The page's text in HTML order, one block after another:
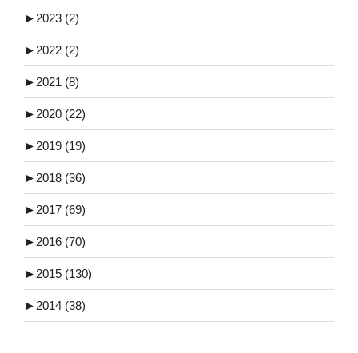
► 2023 (2)
► 2022 (2)
► 2021 (8)
► 2020 (22)
► 2019 (19)
► 2018 (36)
► 2017 (69)
► 2016 (70)
► 2015 (130)
► 2014 (38)